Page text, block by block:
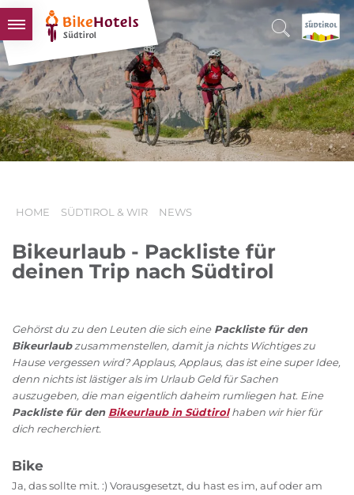
BIKEHOTELS
HOTELS & PAKETE
TOUREN & REVIERE
SÜDTIROL & WIR
HOME SÜDTIROL & WIR NEWS
Bikeurlaub - Packliste für
deinen Trip nach Südtirol
Gehörst du zu den Leuten die sich einePackliste für den
Bikeurlaubzusammenstellen, damit ja nichts Wichtiges zu
Hause vergessen wird? Applaus, Applaus, das ist eine super Idee,
denn nichts ist lästiger als im Urlaub Geld für Sachen
auszugeben, die man eigentlich daheim rumliegen hat. Eine
Packliste für den Bikeurlaub in Südtirolhaben wir hier für
dich recherchiert.
Bike
Ja, das sollte mit. :) Vorausgesetzt, du hast es im, auf oder am